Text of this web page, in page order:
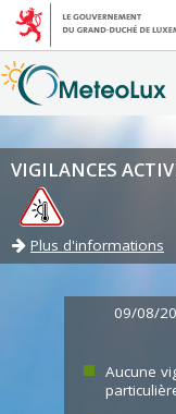
VIGILANCES
Plus d'informations
09/08/
Aucune